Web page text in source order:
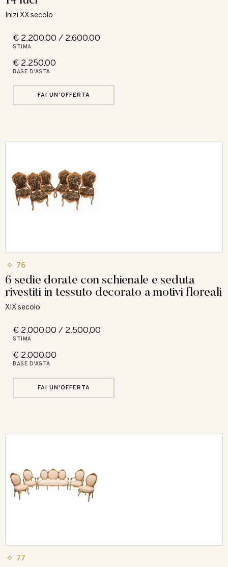
Inizi XX secolo
€ 2.200,00 / 2.600,00
STIMA
€ 2.250,00
BASE D'ASTA
FAI UN'OFFERTA
76
6 sedie dorate con schienale e seduta
rivestiti in tessuto decorato a motivi floreali
XIX secolo
€ 2.000,00 / 2.500,00
STIMA
€ 2.000,00
BASE D'ASTA
FAI UN'OFFERTA
77